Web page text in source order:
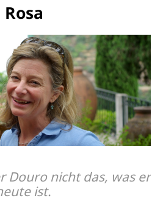
Douro nicht das, was er
ist.